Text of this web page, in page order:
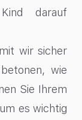
darauf
wir sicher
wie
Sie Ihrem
es wichtig